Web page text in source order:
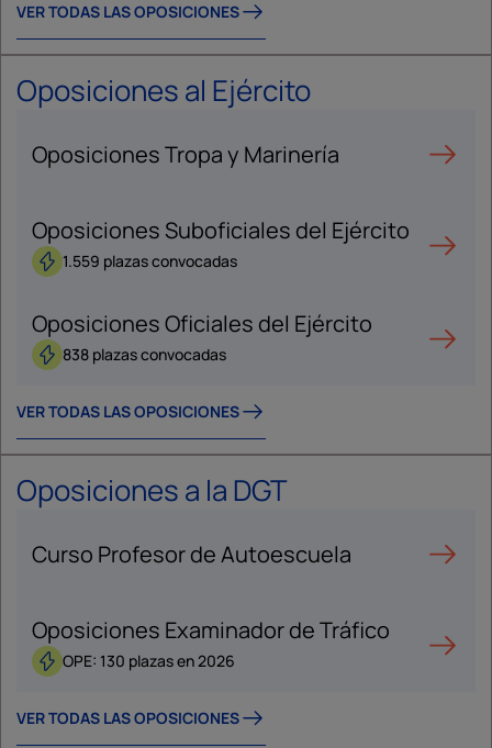
VER TODAS LAS OPOSICIONES
Oposiciones al Ejército
Oposiciones Tropa y Marinería
Oposiciones Suboficiales del Ejército
1.559 plazas convocadas
Oposiciones Oficiales del Ejército
838 plazas convocadas
VER TODAS LAS OPOSICIONES
Oposiciones a la DGT
Curso Profesor de Autoescuela
Oposiciones Examinador de Tráfico
OPE: 130 plazas en 2026
VER TODAS LAS OPOSICIONES